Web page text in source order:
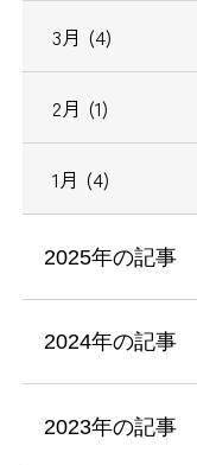
3月 (4)
2月 (1)
1月 (4)
2025年の記事
2024年の記事
2023年の記事